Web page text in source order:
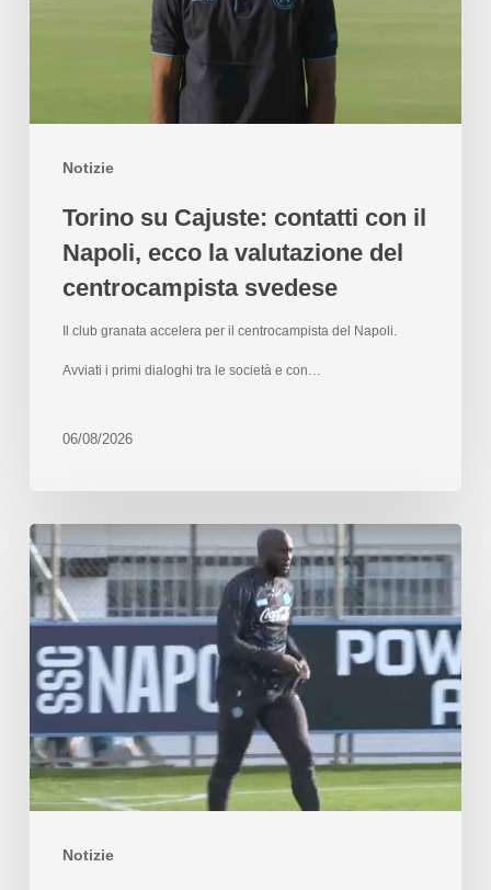
Notizie
Torino su Cajuste: contatti con il
Napoli, ecco la valutazione del
centrocampista svedese
Il club granata accelera per il centrocampista del Napoli.
Avviati i primi dialoghi tra le società e con…
06/08/2026
Notizie